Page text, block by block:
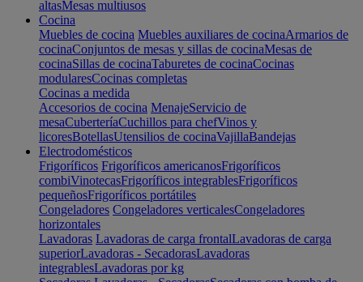
altasMesas multiusos
Cocina
Muebles de cocina Muebles auxiliares de cocinaArmarios de
cocinaConjuntos de mesas y sillas de cocinaMesas de
cocinaSillas de cocinaTaburetes de cocinaCocinas
modularesCocinas completas
Cocinas a medida
Accesorios de cocina MenajeServicio de
mesaCuberteríaCuchillos para chefVinos y
licoresBotellasUtensilios de cocinaVajillaBandejas
Electrodomésticos
Frigoríficos Frigoríficos americanosFrigoríficos
combiVinotecasFrigoríficos integrablesFrigoríficos
pequeñosFrigoríficos portátiles
Congeladores Congeladores verticalesCongeladores
horizontales
Lavadoras Lavadoras de carga frontalLavadoras de carga
superiorLavadoras - SecadorasLavadoras
integrablesLavadoras por kg